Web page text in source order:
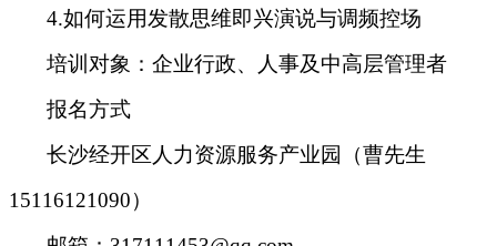
4.如何运用发散思维即兴演说与调频控场
培训对象 ： 企业行政、人事及中高层管理者
报名方式
长沙经开区人力资源服务产业园（曹先生
15116121090）